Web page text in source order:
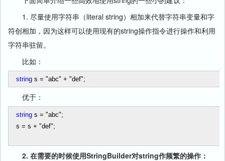
1. 尽量使用字符串（literal string）相加来代替字符串变量和字
符创相加，因为这样可以使用现有的string操作指令进行操作和利用
字符串驻留。
比如：
string s = "abc" + "def";
优于：
string s = "abc";
s = s + "def";
2. 在需要的时候使用StringBuilder对string作频繁的操作：